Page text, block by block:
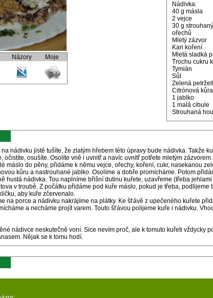
Názory Moje
Nádivka:
40 g másla
2 vejce
30 g
ořechů
Mletý zázvor
Kari koření
Mletá sladká
Trochu cukru
Tymián
Sůl
Zelená
Citrónová kůra
1 jablko
1 malá cibule
Strouhaná
nádivku jistě tušíte, že zlatým hřebem této úpravy bude nádivka. Takže
očistíte, osušíte. Osolíte vně i uvnitř a navíc uvnitř potřete mletým zázvorem.
máslo do pěny, přidáme k němu vejce, ořechy, koření, cukr, nasekanou
kůru a nastrouhané jablko. Osolíme a dobře promícháme. Potom
hustá nádivka. Tou naplníme břišní dutinu kuřete, uzavřeme (třeba
v troubě. Z počátku přidáme pod kuře máslo, pokud je třeba, podlijeme
aby kuře zčervenalo.
na porce a nádivku nakrájíme na plátky. Ke šťávě z upečeného kuřete
a necháme projít varem. Touto šťávou polijeme kuře i nádivku.
nádivce neskutečně voní. Sice nevím proč, ale k tomuto kuřeti vždycky
Nějak se k tomu hodí.